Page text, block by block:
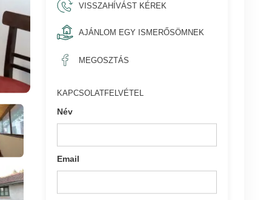
VISSZAHÍVÁST KÉREK
AJÁNLOM EGY ISMERŐSÖMNEK
MEGOSZTÁS
KAPCSOLATFELVÉTEL
Név
Email